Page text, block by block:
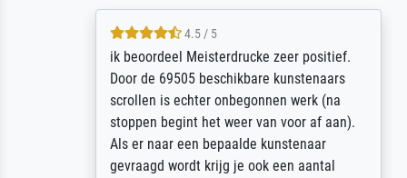
4.5 / 5
ik beoordeel Meisterdrucke zeer positief.
Door de 69505 beschikbare kunstenaars
scrollen is echter onbegonnen werk (na
stoppen begint het weer van voor af aan).
Als er naar een bepaalde kunstenaar
gevraagd wordt krijg je ook een aantal